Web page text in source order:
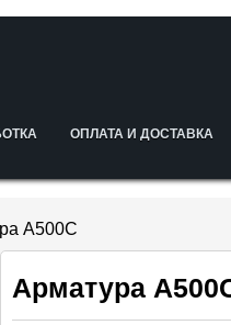
ОПЛАТА И ДОСТАВКА
А500С
Арматура